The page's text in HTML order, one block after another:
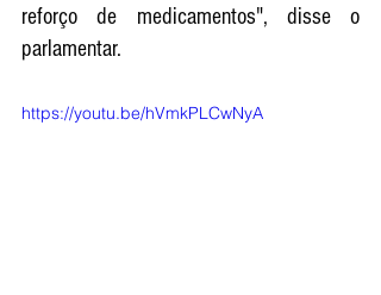
reforço de medicamentos", disse o
parlamentar.
https://youtu.be/hVmkPLCwNyA